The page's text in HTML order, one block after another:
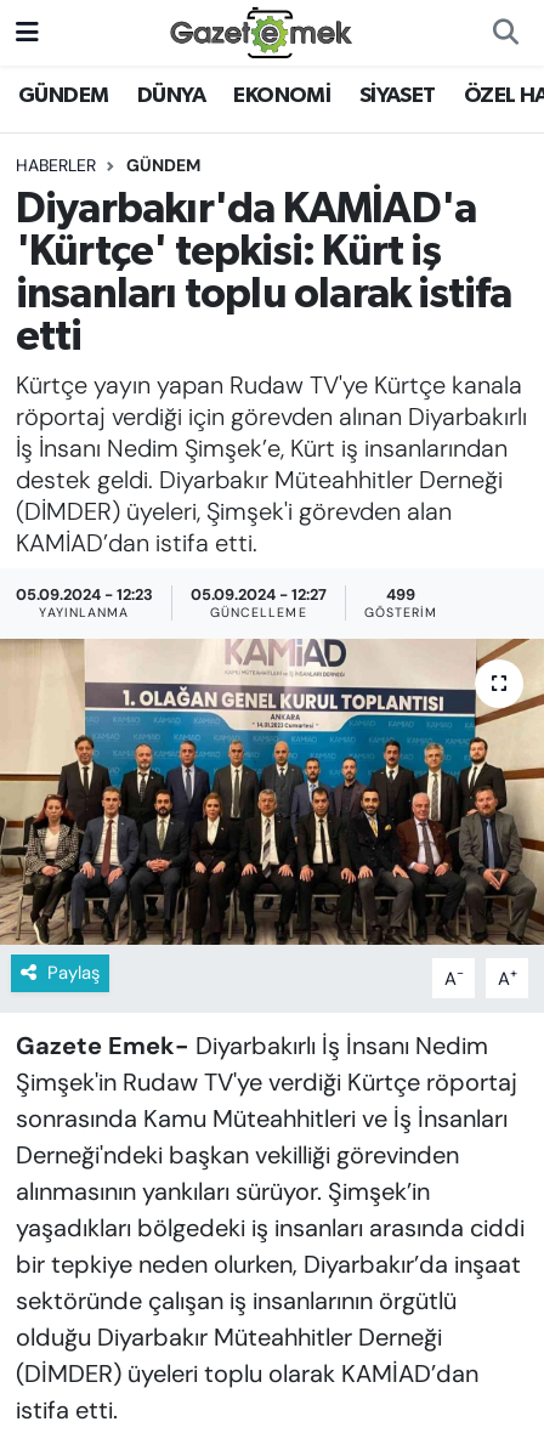
GÜNDEM DÜNYA EKONOMİ SİYASET ÖZEL
HABERLER GÜNDEM
Diyarbakır'da KAMİAD'a
'Kürtçe' tepkisi: Kürt iş
insanları toplu olarak istifa
etti
Kürtçe yayın yapan Rudaw TV'ye Kürtçe kanala
röportaj verdiği için görevden alınan Diyarbakırlı
İş İnsanı Nedim Şimşek’e, Kürt iş insanlarından
destek geldi. Diyarbakır Müteahhitler Derneği
(DİMDER) üyeleri, Şimşek'i görevden alan
KAMİAD’dan istifa etti.
05.09.2024 - 12:23
YAYINLANMA
05.09.2024 - 12:27
GÜNCELLEME
499
GÖSTERIM
Paylaş A- A+
Gazete Emek- Diyarbakırlı İş İnsanı Nedim
Şimşek'in Rudaw TV'ye verdiği Kürtçe röportaj
sonrasında Kamu Müteahhitleri ve İş İnsanları
Derneği'ndeki başkan vekilliği görevinden
alınmasının yankıları sürüyor. Şimşek’in
yaşadıkları bölgedeki iş insanları arasında ciddi
bir tepkiye neden olurken, Diyarbakır’da inşaat
sektöründe çalışan iş insanlarının örgütlü
olduğu Diyarbakır Müteahhitler Derneği
(DİMDER) üyeleri toplu olarak KAMİAD’dan
istifa etti.
DÜNYA
EKONOMİ
EMEK HABERLERİ
YENİ MEDYADA EMEK
GAZETECİLİĞİNİ GELİŞTİRMEK
GÜNDEM
EĞİTİM
KADIN
SAĞLIK
SPOR
KÜLTÜR-SANAT
MAGAZİN
ÖZEL HABER
YAZAR KÖŞESİ
SİYASET
VAN VE DİYARBAKIR HABERLERİ
Nöbetçi Eczaneler
Hava Durumu
İstanbul Namaz Vakitleri
Trafik Durumu
Süper Lig Puan Durumu ve Fikstür
Tüm Manşetler
Son Dakika Haberleri
Haber Arşivi